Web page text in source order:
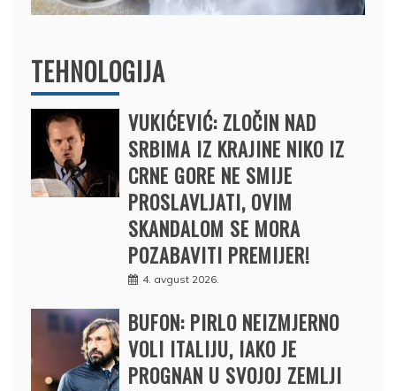
TEHNOLOGIJA
VUKIĆEVIĆ: ZLOČIN NAD
SRBIMA IZ KRAJINE NIKO IZ
CRNE GORE NE SMIJE
PROSLAVLJATI, OVIM
SKANDALOM SE MORA
POZABAVITI PREMIJER!
4. avgust 2026.
BUFON: PIRLO NEIZMJERNO
VOLI ITALIJU, IAKO JE
PROGNAN U SVOJOJ ZEMLJI